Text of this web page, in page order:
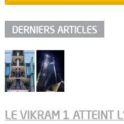
DERNIERS ARTICLES
LE VIKRAM 1 ATTEINT